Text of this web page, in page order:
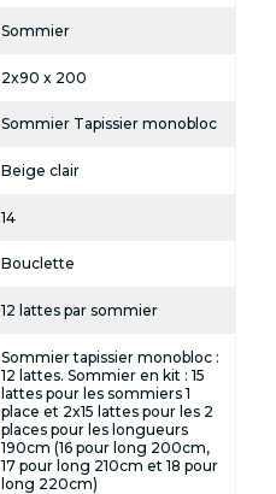
Sommier
2x90 x 200
Sommier Tapissier monobloc
Beige clair
14
Bouclette
12 lattes par sommier
Sommier tapissier monobloc :
12 lattes. Sommier en kit : 15
lattes pour les sommiers 1
place et 2x15 lattes pour les 2
places pour les longueurs
190cm (16 pour long 200cm,
17 pour long 210cm et 18 pour
long 220cm)